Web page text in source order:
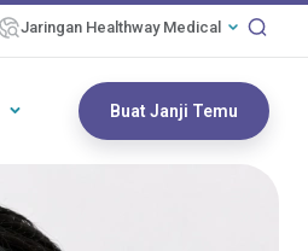
Jaringan Healthway Medical
Buat Janji Temu